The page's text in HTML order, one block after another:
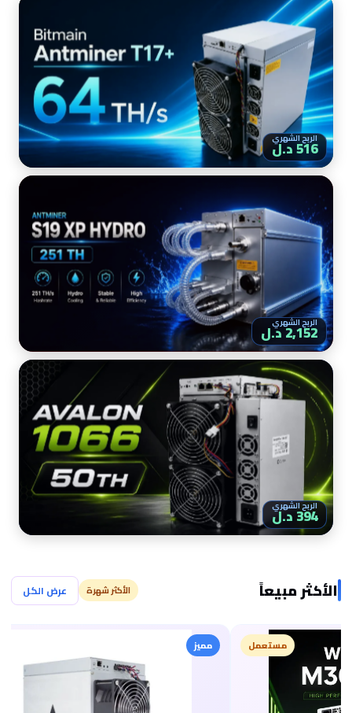
الربح الشهري
516 د.ل
الربح الشهري
2,152 د.ل
الربح الشهري
394 د.ل
الأكثر مبيعاً الأكثر شهرة عرض الكل
مستعمل مميز